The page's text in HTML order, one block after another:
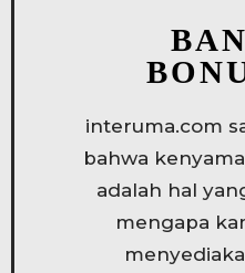
interuma.com
bahwa
adalah hal
mengapa